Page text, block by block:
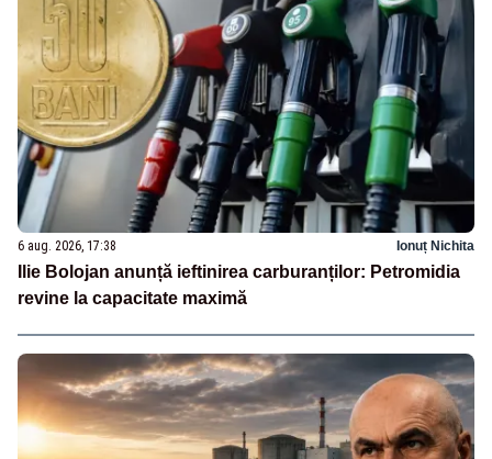
6 aug. 2026, 17:38 Ionuț Nichita
Ilie Bolojan anunță ieftinirea carburanților: Petromidia
revine la capacitate maximă